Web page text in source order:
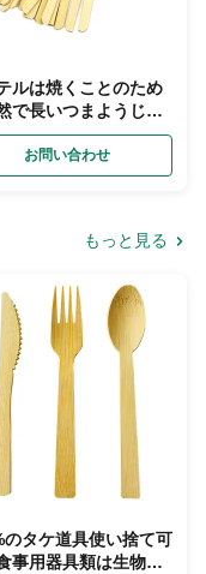
ルは焼くことのため
で長いつまようじ
カバブの焼串を選ぶ
お問い合わせ
もっと見る
のタケ道具使い捨て可
事用器具類は生物分